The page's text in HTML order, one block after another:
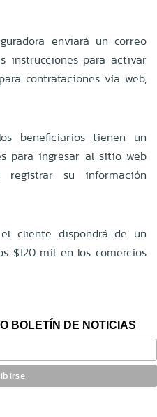
enviará un correo
instrucciones para activar
contrataciones vía web,
beneficiarios tienen un
para ingresar al sitio web
su información
cliente dispondrá de un
$120 mil en los comercios
BOLETÍN DE NOTICIAS